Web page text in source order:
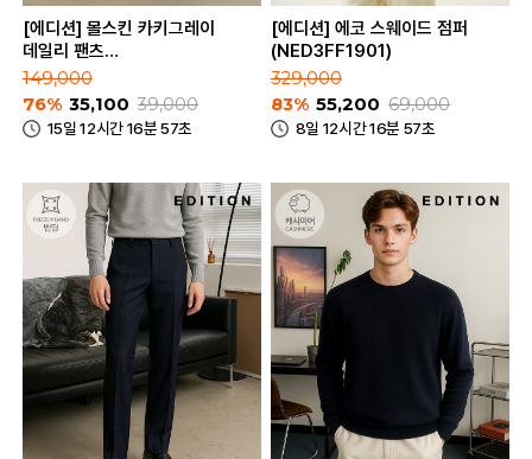
[에디션] 몰스킨 카키그레이
데일리 팬츠
(NED3PP1651_KGR)
149,000
76% 35,100 39,000
15일 12시간 16분 57초
[에디션] 에코 스웨이드 점퍼
(NED3FF1901)
329,000
83% 55,200 69,000
8일 12시간 16분 57초